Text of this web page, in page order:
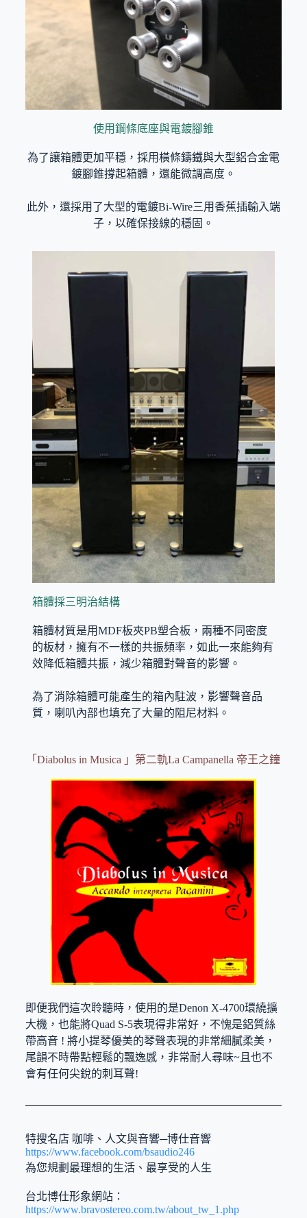
使用鋼條底座與電鍍腳錐
為了讓箱體更加平穩，採用橫條鑄鐵與大型鋁合金電
鍍腳錐撐起箱體，還能微調高度。
此外，還採用了大型的電鍍Bi-Wire三用香蕉插輸入端
子，以確保接線的穩固。
箱體採三明治結構
箱體材質是用MDF板夾PB塑合板，兩種不同密度
的板材，擁有不一樣的共振頻率，如此一來能夠有
效降低箱體共振，減少箱體對聲音的影響。
為了消除箱體可能產生的箱內駐波，影響聲音品
質，喇叭內部也填充了大量的阻尼材料。
「Diabolus in Musica 」第二軌La Campanella 帝王之鐘
即便我們這次聆聽時，使用的是Denon X-4700環繞擴
大機，也能將Quad S-5表現得非常好，不愧是鋁質絲
帶高音 ! 將小提琴優美的琴聲表現的非常細膩柔美，
尾韻不時帶點輕鬆的飄逸感，非常耐人尋味~且也不
會有任何尖銳的刺耳聲!
特搜名店 咖啡、人文與音響─博仕音響
https://www.facebook.com/bsaudio246
為您規劃最理想的生活、最享受的人生
台北博仕形象網站：
https://www.bravostereo.com.tw/about_tw_1.php